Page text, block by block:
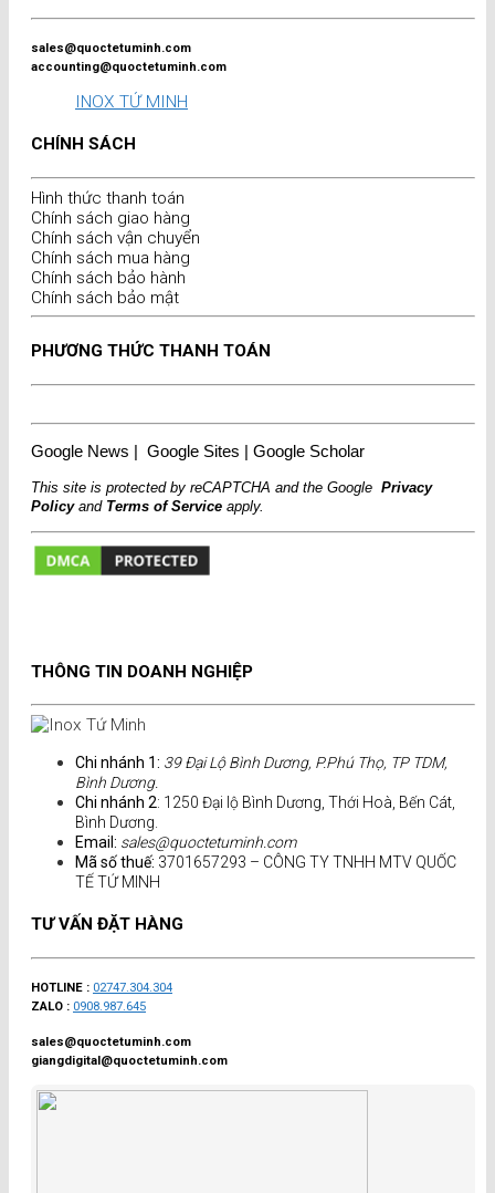
sales@quoctetuminh.com
accounting@quoctetuminh.com
INOX TỨ MINH
CHÍNH SÁCH
Hình thức thanh toán
Chính sách giao hàng
Chính sách vận chuyển
Chính sách mua hàng
Chính sách bảo hành
Chính sách bảo mật
PHƯƠNG THỨC THANH TOÁN
Google News | Google Sites | Google Scholar
This site is protected by reCAPTCHA and the Google Privacy
PolicyandTerms of Service apply.
THÔNG TIN DOANH NGHIỆP
Chi nhánh 1: 39 Đại Lộ Bình Dương, P.Phú Thọ, TP TDM,
Bình Dương.
Chi nhánh 2: 1250 Đại lộ Bình Dương, Thới Hoà, Bến Cát,
Bình Dương.
Email: sales@quoctetuminh.com
Mã số thuế: 3701657293 – CÔNG TY TNHH MTV QUỐC
TẾ TỨ MINH
TƯ VẤN ĐẶT HÀNG
HOTLINE : 02747.304.304
ZALO : 0908.987.645
sales@quoctetuminh.com
giangdigital@quoctetuminh.com